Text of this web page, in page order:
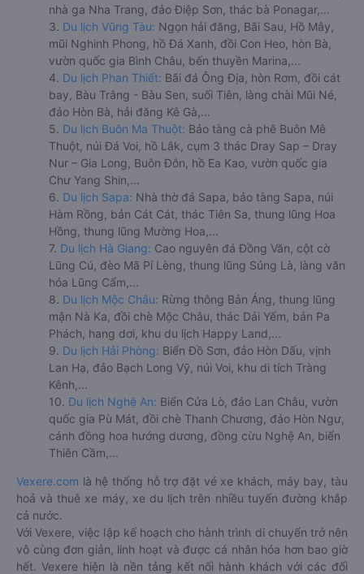
nhà ga Nha Trang, đảo Điệp Sơn, thác bà Ponagar,...
3. Du lịch Vũng Tàu: Ngọn hải đăng, Bãi Sau, Hồ Mây,
mũi Nghinh Phong, hồ Đá Xanh, đồi Con Heo, hòn Bà,
vườn quốc gia Bình Châu, bến thuyền Marina,...
4. Du lịch Phan Thiết: Bãi đá Ông Địa, hòn Rơm, đồi cát
bay, Bàu Trắng - Bàu Sen, suối Tiên, làng chài Mũi Né,
đảo Hòn Bà, hải đăng Kê Gà,...
5. Du lịch Buôn Ma Thuột: Bảo tàng cà phê Buôn Mê
Thuột, núi Đá Voi, hồ Lắk, cụm 3 thác Dray Sap – Dray
Nur – Gia Long, Buôn Đôn, hồ Ea Kao, vườn quốc gia
Chư Yang Shin,...
6. Du lịch Sapa: Nhà thờ đá Sapa, bảo tàng Sapa, núi
Hàm Rồng, bản Cát Cát, thác Tiên Sa, thung lũng Hoa
Hồng, thung lũng Mường Hoa,...
7. Du lịch Hà Giang: Cao nguyên đá Đồng Văn, cột cờ
Lũng Cú, đèo Mã Pí Lèng, thung lũng Sủng Là, làng văn
hóa Lũng Cẩm,...
8. Du lịch Mộc Châu: Rừng thông Bản Áng, thung lũng
mận Nà Ka, đồi chè Mộc Châu, thác Dải Yếm, bản Pa
Phách, hang dơi, khu du lịch Happy Land,...
9. Du lịch Hải Phòng: Biển Đồ Sơn, đảo Hòn Dấu, vịnh
Lan Hạ, đảo Bạch Long Vỹ, núi Voi, khu di tích Tràng
Kênh,...
10. Du lịch Nghệ An: Biển Cửa Lò, đảo Lan Châu, vườn
quốc gia Pù Mát, đồi chè Thanh Chương, đảo Hòn Ngư,
cánh đồng hoa hướng dương, đồng cừu Nghệ An, biển
Thiên Cầm,...
Vexere.com là hệ thống hỗ trợ đặt vé xe khách, máy bay, tàu
hoả và thuê xe máy, xe du lịch trên nhiều tuyến đường khắp
cả nước.
Với Vexere, việc lập kế hoạch cho hành trình di chuyển trở nên
vô cùng đơn giản, linh hoạt và được cá nhân hóa hơn bao giờ
hết. Vexere hiện là nền tảng kết nối hành khách với các đối